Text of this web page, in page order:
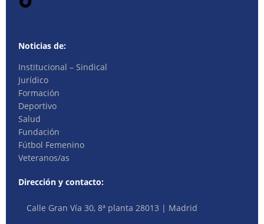
Noticias de:
Institucional – Sindical
Jurídico
Formación
Deportivo
Salud
Fundación
Fútbol Femenino
Veteranos/as
Dirección y contacto:
Calle Gran Vía 30, 8ª planta 28013 | Madrid